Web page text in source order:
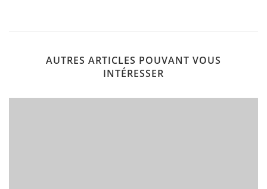
AUTRES ARTICLES POUVANT VOUS
INTÉRESSER